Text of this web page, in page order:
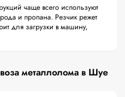
чаще всего используют
и пропана. Резчик режет
для загрузки в машину,
металлолома в Шуе